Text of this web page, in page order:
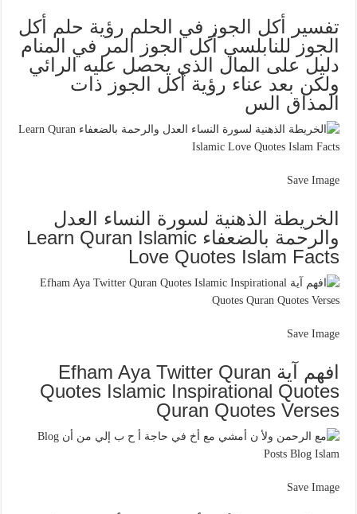
تفسير أكل الجوز في الحلم رؤية حلم أكل
الجوز للنابلسي أكل الجوز المر في المنام
دليل على المال الذي يحصل عليه الرائي
ولكن بعد عناء رؤية أكل الجوز ذات
المذاق الس
Save Image
الخريطة الذهنية لسورة النساء العدل
والرحمة بالضعفاء Learn Quran Islamic
Love Quotes Islam Facts
Save Image
افهم آية Efham Aya Twitter Quran
Quotes Islamic Inspirational Quotes
Quran Quotes Verses
Save Image